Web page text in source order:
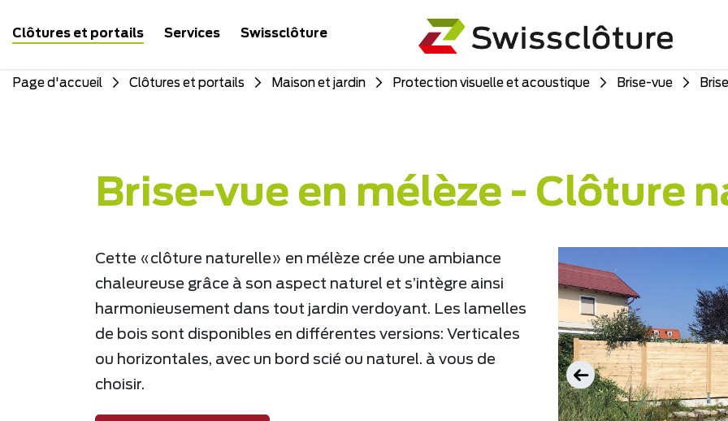
Clôtures et portails Services Swissclôture
Page d'accueil Clôtures et portails Maison et jardin Protection visuelle et acoustique Brise-vue
Brise-vue en mélèze - Clôture
Cette «clôture naturelle» en mélèze crée une ambiance
chaleureuse grâce à son aspect naturel et s’intègre ainsi
harmonieusement dans tout jardin verdoyant. Les lamelles
de bois sont disponibles en différentes versions: Verticales
ou horizontales, avec un bord scié ou naturel. à vous de
choisir.